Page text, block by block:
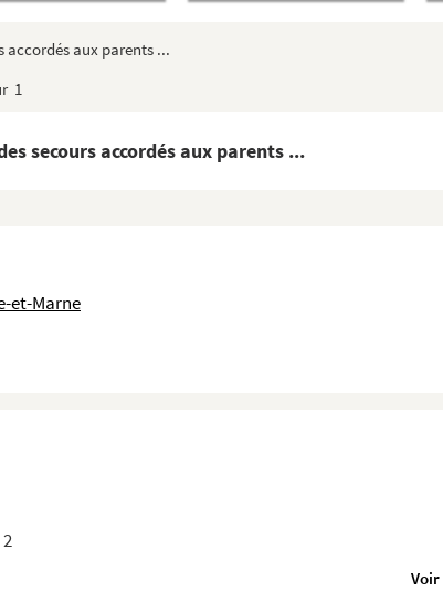
accordés aux parents ...
1
secours accordés aux parents ...
et-Marne